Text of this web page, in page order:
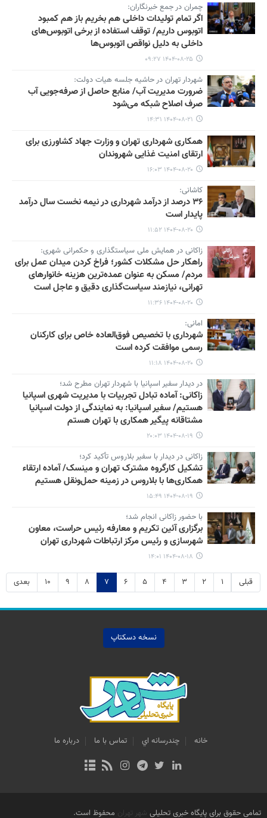
چمران در جمع خبرنگاران:
اگر تمام تولیدات داخلی هم بخریم باز هم کمبود
اتوبوس داریم/ توقف استفاده از برخی اتوبوس‌های
داخلی به دلیل نواقص اتوبوس‌ها
۱۴۰۴-۰۸-۲۵ ۰۹:۲۷
شهردار تهران در حاشیه جلسه هیات دولت:
ضرورت مدیریت آب/ منابع حاصل از صرفه‌جویی آب
صرف اصلاح شبکه می‌شود
۱۴۰۴-۰۸-۲۱ ۱۴:۳۱
همکاری شهرداری تهران و وزارت جهاد کشاورزی برای
ارتقای امنیت غذایی شهروندان
۱۴۰۴-۰۸-۲۰ ۱۶:۰۳
کاشانی:
۳۶ درصد از درآمد شهرداری در نیمه نخست سال درآمد
پایدار است
۱۴۰۴-۰۸-۲۰ ۱۱:۵۲
زاکانی در همایش ملی سیاستگذاری و حکمرانی شهری:
راهکار حل مشکلات کشور؛ فراخ کردن میدان عمل برای
مردم/ مسکن به عنوان عمده‌ترین هزینه خانوارهای
تهرانی، نیازمند سیاست‌گذاری دقیق و عاجل است
۱۴۰۴-۰۸-۲۰ ۱۱:۳۶
امانی:
شهرداری با تخصیص فوق‌العاده خاص برای کارکنان
رسمی موافقت کرده است
۱۴۰۴-۰۸-۲۰ ۱۱:۱۸
در دیدار سفیر اسپانیا با شهردار تهران مطرح شد؛
زاکانی: آماده تبادل تجربیات با مدیریت شهری اسپانیا
هستیم/ سفیر اسپانیا: به نمایندگی از دولت اسپانیا
مشتاقانه پیگیر همکاری با تهران هستم
۱۴۰۴-۰۸-۱۹ ۲۰:۰۳
زاکانی در دیدار با سفیر بلاروس تأکید کرد؛
تشکیل کارگروه مشترک تهران و مینسک/ آماده ارتقاء
همکاری‌ها با بلاروس در زمینه حمل‌ونقل هستیم
۱۴۰۴-۰۸-۱۹ ۱۵:۴۹
با حضور زاکانی انجام شد؛
برگزاری آئین تکریم و معارفه رئیس حراست، معاون
شهرسازی و رئیس مرکز ارتباطات شهرداری تهران
۱۴۰۴-۰۸-۱۸ ۱۴:۰۱
قبلی ۱ ۲ ۳ ۴ ۵ ۶ ۷ ۸ ۹ ۱۰ بعدی
نسخه دسکتاپ
خانه چندرسانه اي تماس با ما درباره ما
تمامی حقوق برای پایگاه خبری تحلیلی شهر تهران محفوظ است.